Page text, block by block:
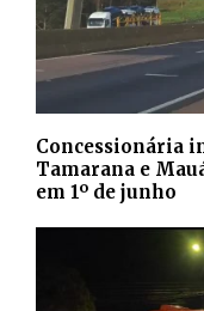
Concessionária
Tamarana e
em 1º de junho